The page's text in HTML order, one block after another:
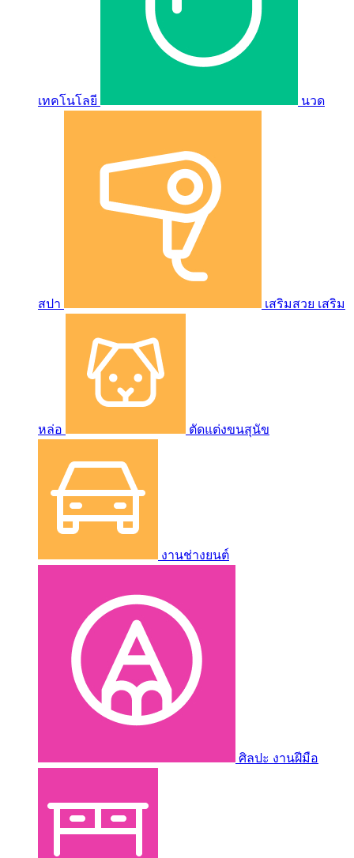
เทคโนโลยี นวด
สปา เสริมสวย เสริม
หล่อ ตัดแต่งขนสุนัข
งานช่างยนต์
ศิลปะ งานฝีมือ